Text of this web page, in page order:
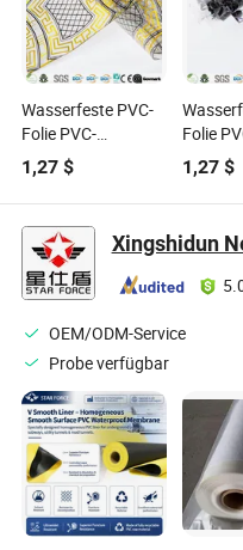
Wasserfeste PVC-
Folie PVC-
Tischdecke
1,27 $
Folie
1,27$
Xingshidun
OEM/ODM-Service
Probe verfügbar